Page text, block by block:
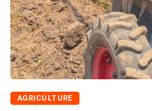
AGRICULTURE